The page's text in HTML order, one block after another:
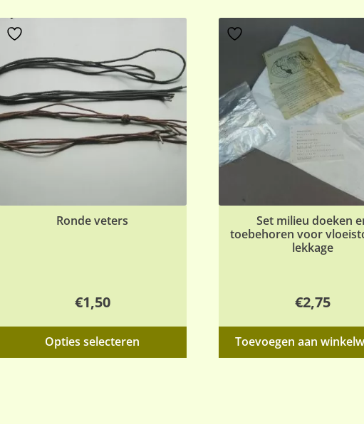
Ronde veters
€1,50
Opties selecteren
Set milieu doeken
toebehoren voor
lekkage
€2,75
Toevoegen aan